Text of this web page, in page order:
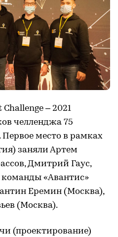
– 2021
челленджа 75
место в рамках
заняли Артем
Дмитрий Гаус,
«Авантис»
Еремин (Москва),
(Москва).
(проектирование)